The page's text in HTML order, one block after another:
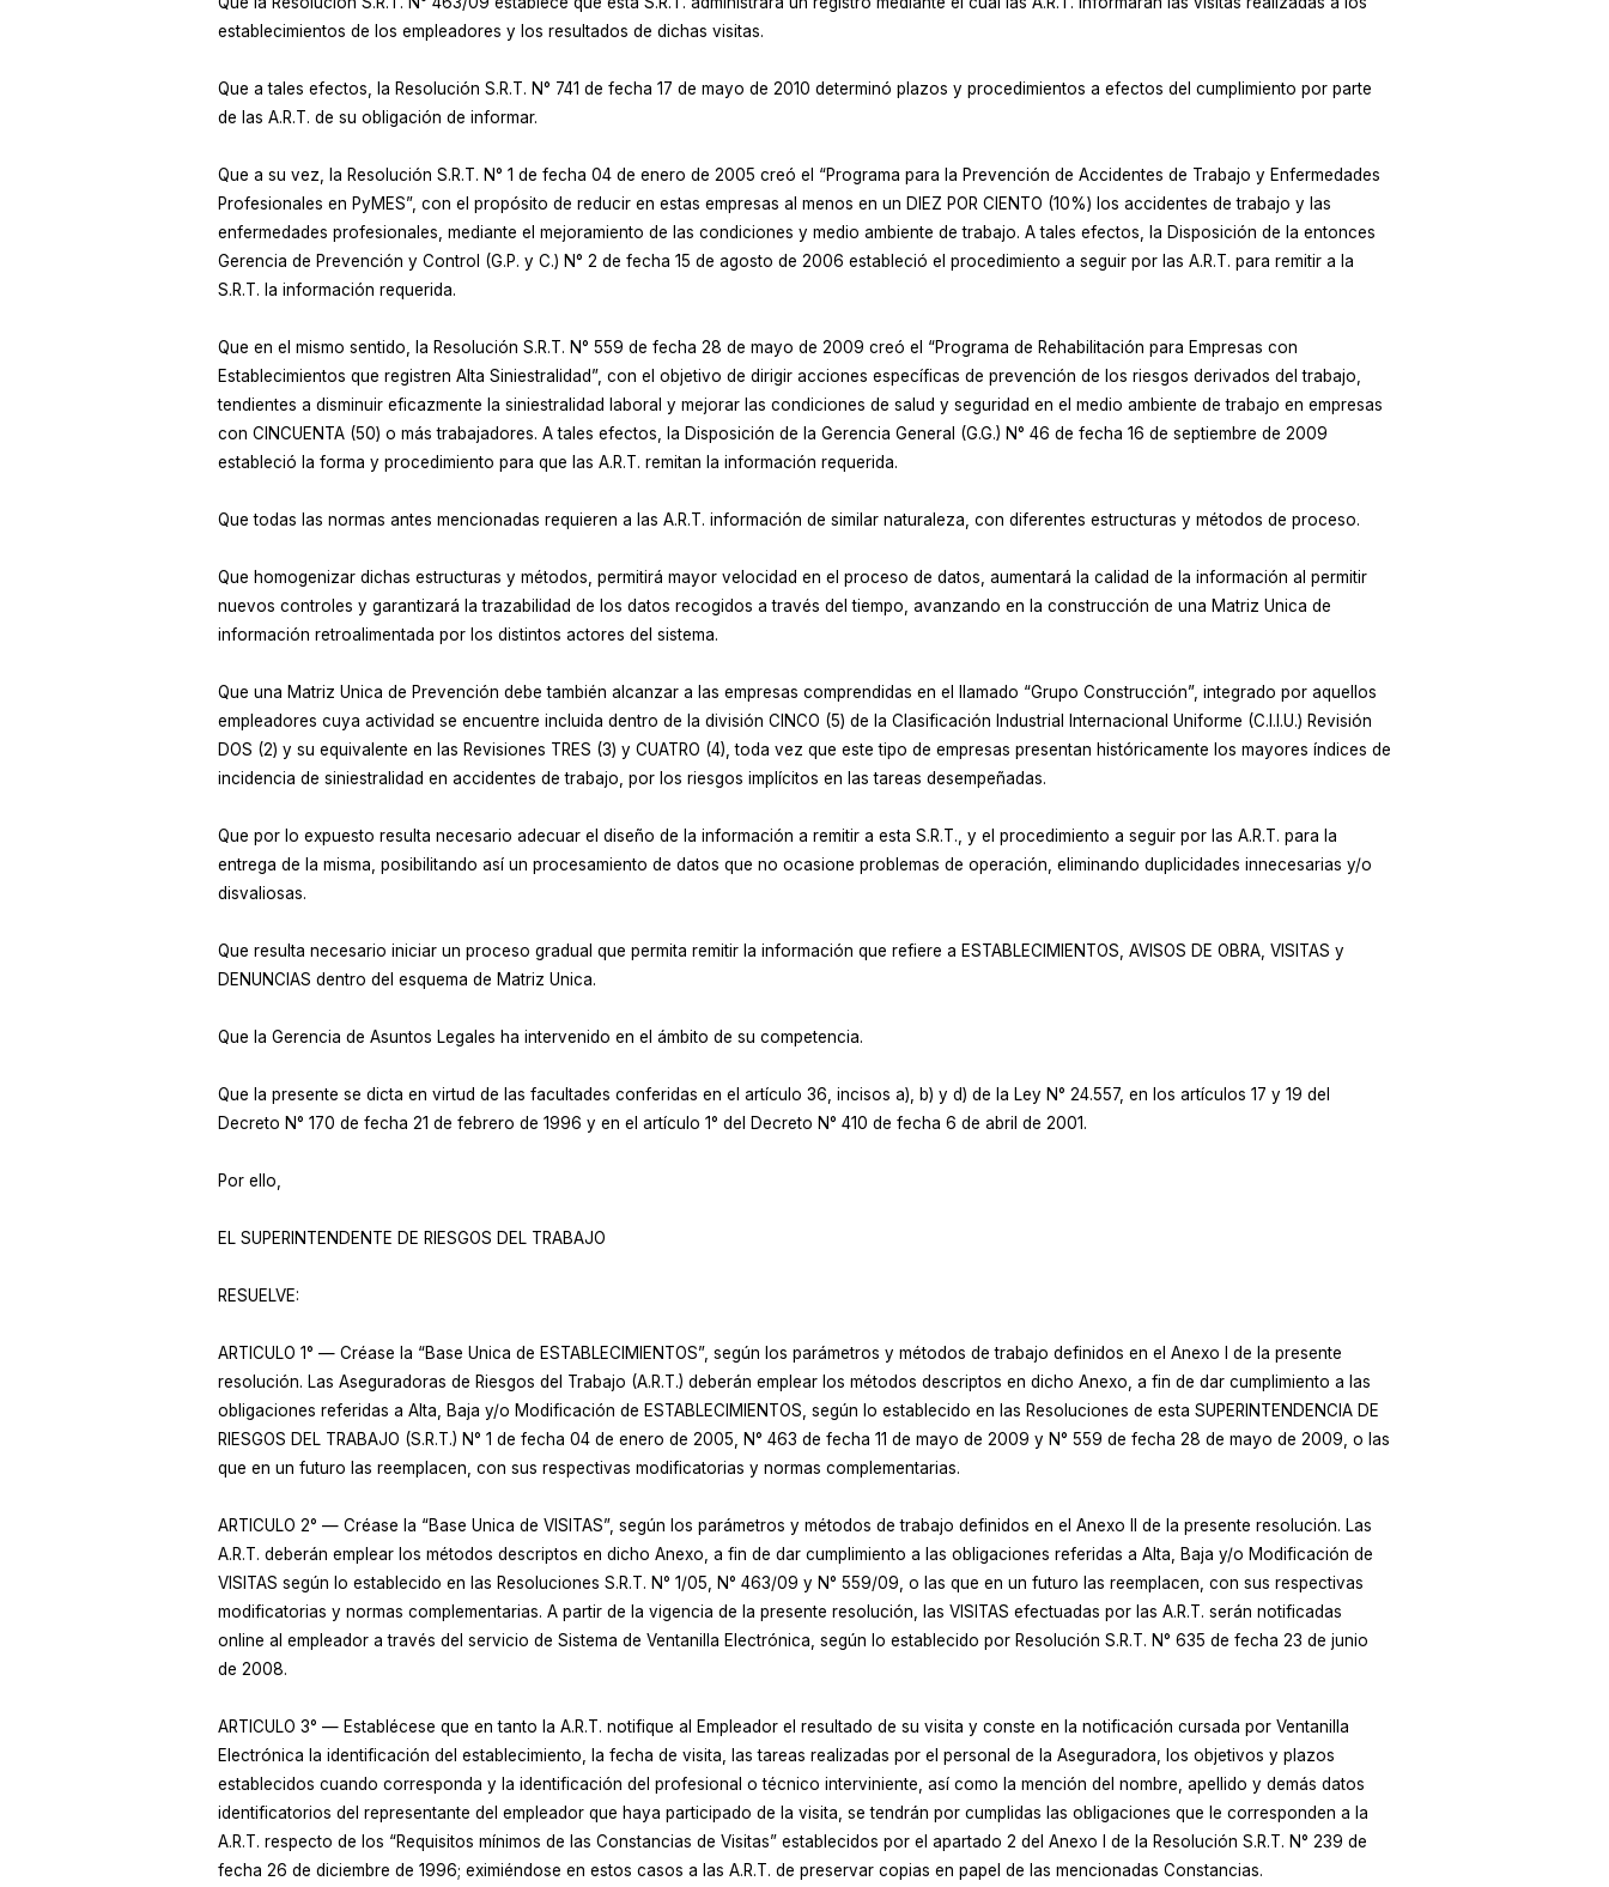
establecimientos de los empleadores y los resultados de dichas visitas.
Que a tales efectos, la Resolución S.R.T. N° 741 de fecha 17 de mayo de 2010 determinó plazos y procedimientos a efectos del cumplimiento por parte
de las A.R.T. de su obligación de informar.
Que a su vez, la Resolución S.R.T. N° 1 de fecha 04 de enero de 2005 creó el “Programa para la Prevención de Accidentes de Trabajo y Enfermedades
Profesionales en PyMES”, con el propósito de reducir en estas empresas al menos en un DIEZ POR CIENTO (10%) los accidentes de trabajo y las
enfermedades profesionales, mediante el mejoramiento de las condiciones y medio ambiente de trabajo. A tales efectos, la Disposición de la entonces
Gerencia de Prevención y Control (G.P. y C.) N° 2 de fecha 15 de agosto de 2006 estableció el procedimiento a seguir por las A.R.T. para remitir a la
S.R.T. la información requerida.
Que en el mismo sentido, la Resolución S.R.T. N° 559 de fecha 28 de mayo de 2009 creó el “Programa de Rehabilitación para Empresas con
Establecimientos que registren Alta Siniestralidad”, con el objetivo de dirigir acciones específicas de prevención de los riesgos derivados del trabajo,
tendientes a disminuir eficazmente la siniestralidad laboral y mejorar las condiciones de salud y seguridad en el medio ambiente de trabajo en empresas
con CINCUENTA (50) o más trabajadores. A tales efectos, la Disposición de la Gerencia General (G.G.) N° 46 de fecha 16 de septiembre de 2009
estableció la forma y procedimiento para que las A.R.T. remitan la información requerida.
Que todas las normas antes mencionadas requieren a las A.R.T. información de similar naturaleza, con diferentes estructuras y métodos de proceso.
Que homogenizar dichas estructuras y métodos, permitirá mayor velocidad en el proceso de datos, aumentará la calidad de la información al permitir
nuevos controles y garantizará la trazabilidad de los datos recogidos a través del tiempo, avanzando en la construcción de una Matriz Unica de
información retroalimentada por los distintos actores del sistema.
Que una Matriz Unica de Prevención debe también alcanzar a las empresas comprendidas en el llamado “Grupo Construcción”, integrado por aquellos
empleadores cuya actividad se encuentre incluida dentro de la división CINCO (5) de la Clasificación Industrial Internacional Uniforme (C.I.I.U.) Revisión
DOS (2) y su equivalente en las Revisiones TRES (3) y CUATRO (4), toda vez que este tipo de empresas presentan históricamente los mayores índices de
incidencia de siniestralidad en accidentes de trabajo, por los riesgos implícitos en las tareas desempeñadas.
Que por lo expuesto resulta necesario adecuar el diseño de la información a remitir a esta S.R.T., y el procedimiento a seguir por las A.R.T. para la
entrega de la misma, posibilitando así un procesamiento de datos que no ocasione problemas de operación, eliminando duplicidades innecesarias y/o
disvaliosas.
Que resulta necesario iniciar un proceso gradual que permita remitir la información que refiere a ESTABLECIMIENTOS, AVISOS DE OBRA, VISITAS y
DENUNCIAS dentro del esquema de Matriz Unica.
Que la Gerencia de Asuntos Legales ha intervenido en el ámbito de su competencia.
Que la presente se dicta en virtud de las facultades conferidas en el artículo 36, incisos a), b) y d) de la Ley N° 24.557, en los artículos 17 y 19 del
Decreto N° 170 de fecha 21 de febrero de 1996 y en el artículo 1° del Decreto N° 410 de fecha 6 de abril de 2001.
Por ello,
EL SUPERINTENDENTE DE RIESGOS DEL TRABAJO
RESUELVE:
ARTICULO 1° — Créase la “Base Unica de ESTABLECIMIENTOS”, según los parámetros y métodos de trabajo definidos en el Anexo I de la presente
resolución. Las Aseguradoras de Riesgos del Trabajo (A.R.T.) deberán emplear los métodos descriptos en dicho Anexo, a fin de dar cumplimiento a las
obligaciones referidas a Alta, Baja y/o Modificación de ESTABLECIMIENTOS, según lo establecido en las Resoluciones de esta SUPERINTENDENCIA DE
RIESGOS DEL TRABAJO (S.R.T.) N° 1 de fecha 04 de enero de 2005, N° 463 de fecha 11 de mayo de 2009 y N° 559 de fecha 28 de mayo de 2009, o las
que en un futuro las reemplacen, con sus respectivas modificatorias y normas complementarias.
ARTICULO 2° — Créase la “Base Unica de VISITAS”, según los parámetros y métodos de trabajo definidos en el Anexo II de la presente resolución. Las
A.R.T. deberán emplear los métodos descriptos en dicho Anexo, a fin de dar cumplimiento a las obligaciones referidas a Alta, Baja y/o Modificación de
VISITAS según lo establecido en las Resoluciones S.R.T. N° 1/05, N° 463/09 y N° 559/09, o las que en un futuro las reemplacen, con sus respectivas
modificatorias y normas complementarias. A partir de la vigencia de la presente resolución, las VISITAS efectuadas por las A.R.T. serán notificadas
online al empleador a través del servicio de Sistema de Ventanilla Electrónica, según lo establecido por Resolución S.R.T. N° 635 de fecha 23 de junio
de 2008.
ARTICULO 3° — Establécese que en tanto la A.R.T. notifique al Empleador el resultado de su visita y conste en la notificación cursada por Ventanilla
Electrónica la identificación del establecimiento, la fecha de visita, las tareas realizadas por el personal de la Aseguradora, los objetivos y plazos
establecidos cuando corresponda y la identificación del profesional o técnico interviniente, así como la mención del nombre, apellido y demás datos
identificatorios del representante del empleador que haya participado de la visita, se tendrán por cumplidas las obligaciones que le corresponden a la
A.R.T. respecto de los “Requisitos mínimos de las Constancias de Visitas” establecidos por el apartado 2 del Anexo I de la Resolución S.R.T. N° 239 de
fecha 26 de diciembre de 1996; eximiéndose en estos casos a las A.R.T. de preservar copias en papel de las mencionadas Constancias.